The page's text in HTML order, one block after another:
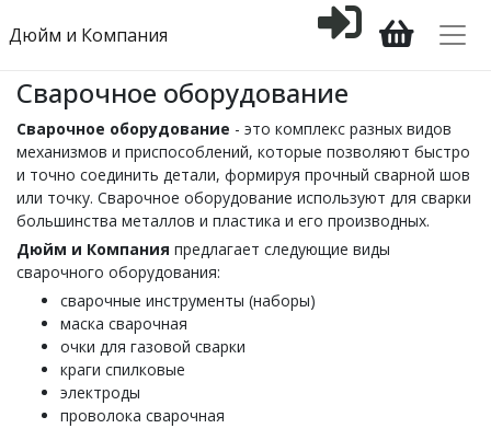
Дюйм и Компания
Сварочное оборудование
Сварочное оборудование - это комплекс разных видов
механизмов и приспособлений, которые позволяют быстро
и точно соединить детали, формируя прочный сварной шов
или точку. Сварочное оборудование используют для сварки
большинства металлов и пластика и его производных.
Дюйм и Компания предлагает следующие виды
сварочного оборудования:
сварочные инструменты (наборы)
маска сварочная
очки для газовой сварки
краги спилковые
электроды
проволока сварочная